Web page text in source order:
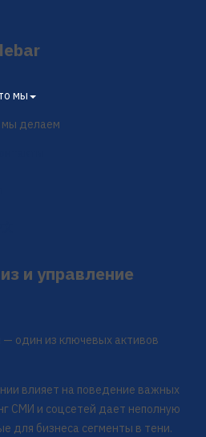
мы
мы делаем
и управление
— один из ключевых активов
влияет на поведение важных
СМИ и соцсетей дает неполную
для бизнеса сегменты в тени.